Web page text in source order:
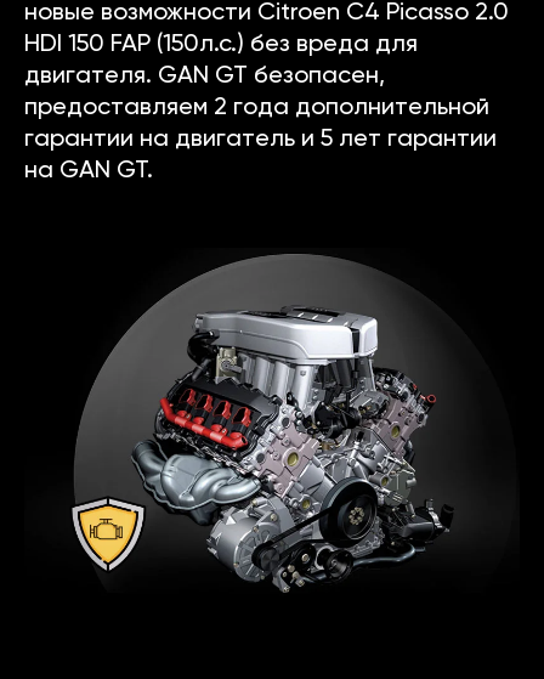
новые возможности Citroen C4 Picasso 2.0
HDI 150 FAP (150л.с.) без вреда для
двигателя. GAN GT безопасен,
предоставляем 2 года дополнительной
гарантии на двигатель и 5 лет гарантии
на GAN GT.